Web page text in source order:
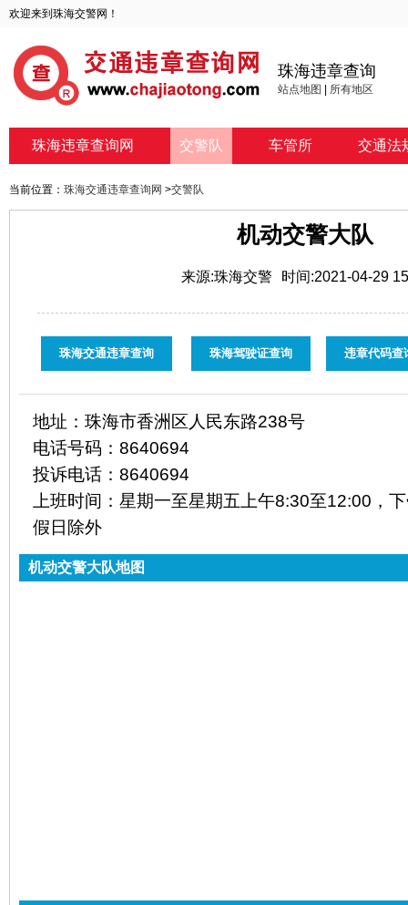
欢迎来到珠海交警网！
珠海违章查询
站点地图 所有地区
珠海违章查询网 交警队 车管所 交通法
当前位置： 珠海交通违章查询网 >交警队
机动交警大队
来源:珠海交警 时间:2021-04-29
珠海交通违章查询 珠海驾驶证查询 违章代码查
地址： 珠海市香洲区人民东路238号
电话号码： 8640694
投诉电话： 8640694
上班时间： 星期一至星期五上午8:30至12:00，
假日除外
机动交警大队地图